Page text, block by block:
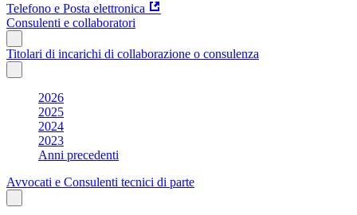
Telefono e Posta elettronica
Consulenti e collaboratori
Titolari di incarichi di collaborazione o consulenza
2026
2025
2024
2023
Anni precedenti
Avvocati e Consulenti tecnici di parte